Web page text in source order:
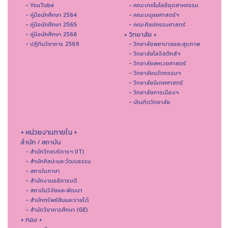
- YouTube
- คู่มือนักศึกษา 2564
- คู่มือนักศึกษา 2565
- คู่มือนักศึกษา 2566
- ปฏิทินวิชาการ 2569
- คณะเทคโนโลยีอุตสาหกรรม
- คณะมนุษยศาสตร์ฯ
- คณะศิลปกรรมศาสตร์
+ วิทยาลัย +
- วิทยาลัยพยาบาลและสุขภาพ
- วิทยาลัยโลจิสติกส์ฯ
- วิทยาลัยสหเวชศาสตร์
- วิทยาลัยนวัตกรรมฯ
- วิทยาลัยนิเทศศาสตร์
- วิทยาลัยการเมืองฯ
- บัณฑิตวิทยาลัย
+ หน่วยงานภายใน +
สำนัก / สถาบัน
- สำนักวิทยบริการฯ (IT)
- สํานักศิลปะและวัฒนธรรม
- สถาบันภาษา
- สำนักงานอธิการบดี
- สถาบันวิจัยและพัฒนา
- สำนักทรัพย์สินและรายได้
- สำนักวิชาการศึกษา (GE)
+ กอง +